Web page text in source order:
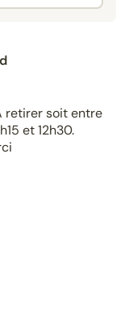
retirer soit entre
et 12h30.